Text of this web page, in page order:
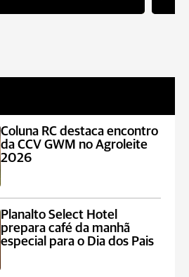
Coluna RC destaca encontro
da CCV GWM no Agroleite
2026
Planalto Select Hotel
prepara café da manhã
especial para o Dia dos Pais